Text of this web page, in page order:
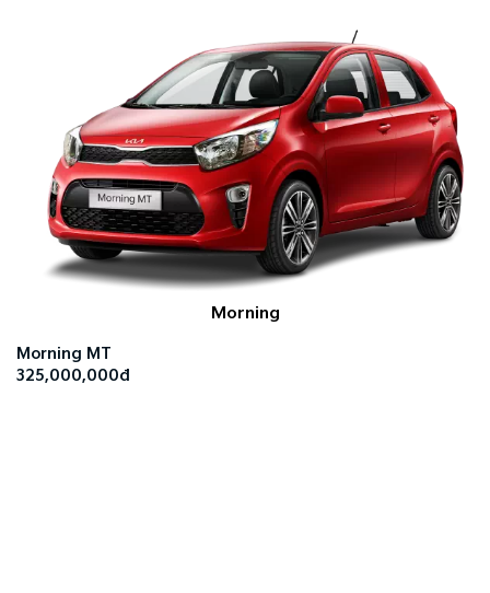
Morning
Morning MT
325,000,000đ